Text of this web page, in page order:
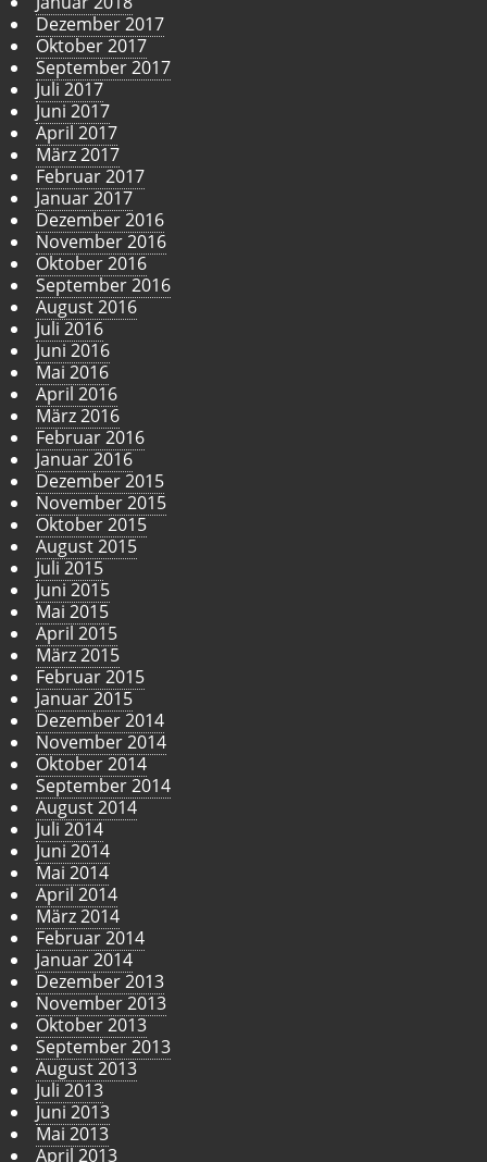
Dezember 2017
Oktober 2017
September 2017
Juli 2017
Juni 2017
April 2017
März 2017
Februar 2017
Januar 2017
Dezember 2016
November 2016
Oktober 2016
September 2016
August 2016
Juli 2016
Juni 2016
Mai 2016
April 2016
März 2016
Februar 2016
Januar 2016
Dezember 2015
November 2015
Oktober 2015
August 2015
Juli 2015
Juni 2015
Mai 2015
April 2015
März 2015
Februar 2015
Januar 2015
Dezember 2014
November 2014
Oktober 2014
September 2014
August 2014
Juli 2014
Juni 2014
Mai 2014
April 2014
März 2014
Februar 2014
Januar 2014
Dezember 2013
November 2013
Oktober 2013
September 2013
August 2013
Juli 2013
Juni 2013
Mai 2013
April 2013